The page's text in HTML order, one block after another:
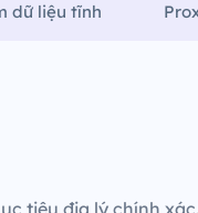
dữ liệu tĩnh
tiêu địa lý chính xác.